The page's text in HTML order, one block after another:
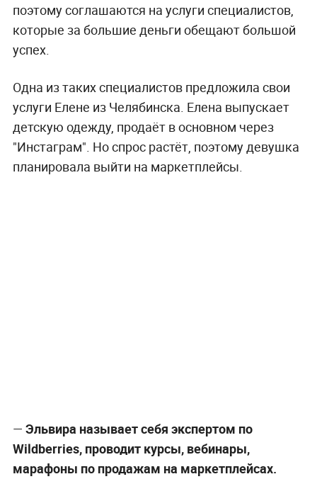
поэтому соглашаются на услуги специалистов,
которые за большие деньги обещают большой
успех.
Одна из таких специалистов предложила свои
услуги Елене из Челябинска. Елена выпускает
детскую одежду, продаёт в основном через
"Инстаграм". Но спрос растёт, поэтому девушка
планировала выйти на маркетплейсы.
— Эльвира называет себя экспертом по
Wildberries, проводит курсы, вебинары,
марафоны по продажам на маркетплейсах.